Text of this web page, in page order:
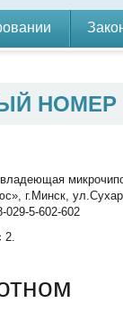
владеющая
г.Минск,
029-5-602-602
2.